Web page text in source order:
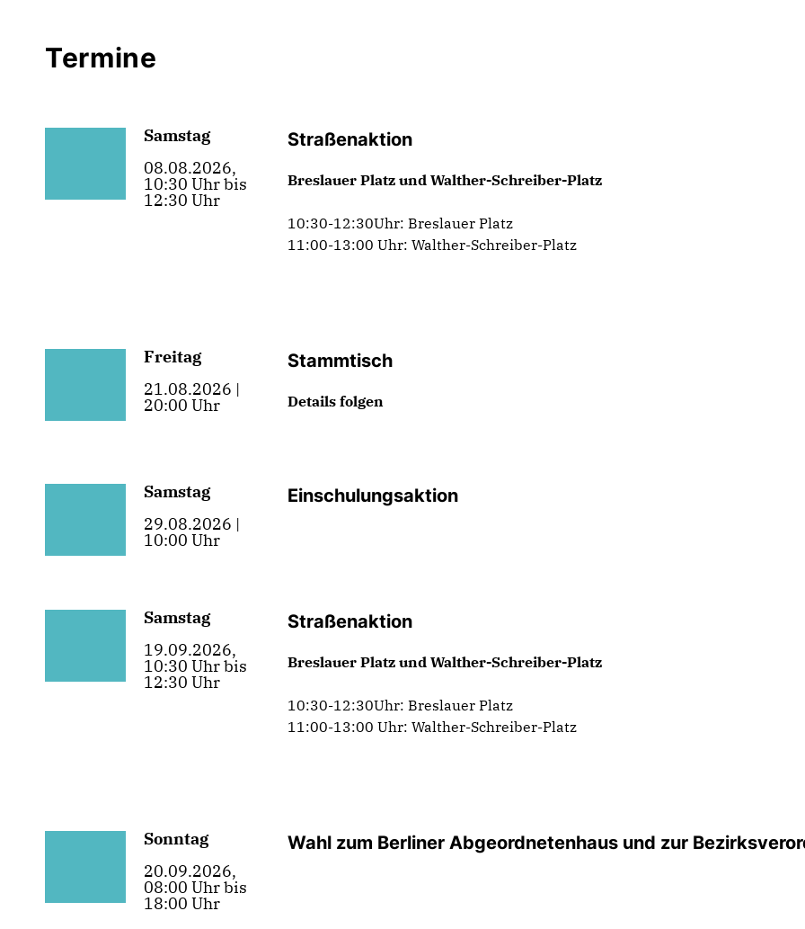
Termine
Samstag
08.08.2026,
10:30 Uhr bis
12:30 Uhr
Straßenaktion
Breslauer Platz und Walther-Schreiber-Platz
10:30-12:30Uhr: Breslauer Platz
11:00-13:00 Uhr: Walther-Schreiber-Platz
Freitag
21.08.2026 |
20:00 Uhr
Stammtisch
Details folgen
Samstag
29.08.2026 |
10:00 Uhr
Einschulungsaktion
Samstag
19.09.2026,
10:30 Uhr bis
12:30 Uhr
Straßenaktion
Breslauer Platz und Walther-Schreiber-Platz
10:30-12:30Uhr: Breslauer Platz
11:00-13:00 Uhr: Walther-Schreiber-Platz
Sonntag
20.09.2026,
08:00 Uhr bis
18:00 Uhr
Wahl zum Berliner Abgeordnetenhaus und zur